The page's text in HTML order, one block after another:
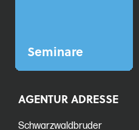
Seminare
AGENTUR ADRESSE
Schwarzwaldbruder